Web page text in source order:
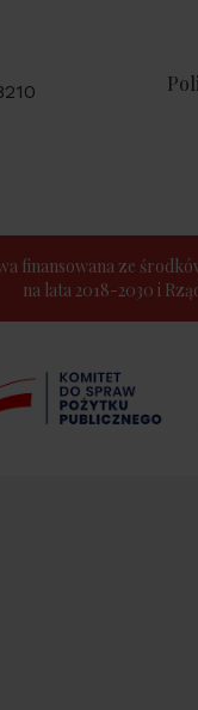
finansowana ze
na lata 2018-2030 i